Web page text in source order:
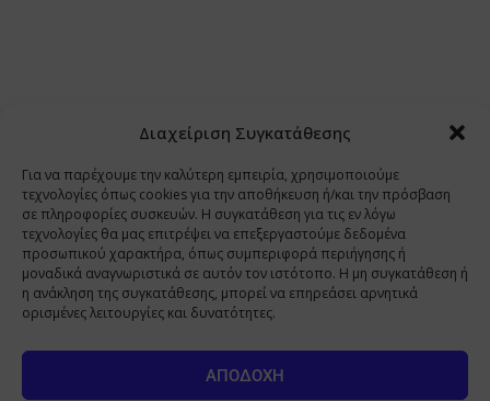
Διαχείριση Συγκατάθεσης
Για να παρέχουμε την καλύτερη εμπειρία, χρησιμοποιούμε
τεχνολογίες όπως cookies για την αποθήκευση ή/και την πρόσβαση
σε πληροφορίες συσκευών. Η συγκατάθεση για τις εν λόγω
τεχνολογίες θα μας επιτρέψει να επεξεργαστούμε δεδομένα
προσωπικού χαρακτήρα, όπως συμπεριφορά περιήγησης ή
μοναδικά αναγνωριστικά σε αυτόν τον ιστότοπο. Η μη συγκατάθεση ή
η ανάκληση της συγκατάθεσης, μπορεί να επηρεάσει αρνητικά
ορισμένες λειτουργίες και δυνατότητες.
ΑΠΟΔΟΧΉ
Copyright 2009 - 2026 © Χαραμή Α.Ε.
www.PharmaManage.gr • www.HealthExpo.gr • www.YO.gr
•
www.GreekShares.com • www.eLearning-
PharmaManage.gr • www.Charami-SA.gr
Με την παραμονή σας σε αυτή δηλώνετε,